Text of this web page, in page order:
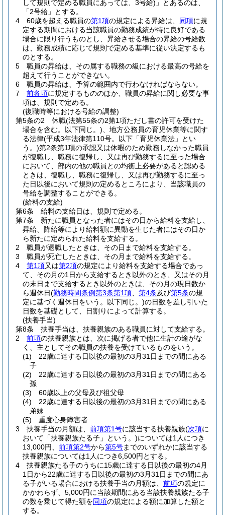
して規則で定める職員にあっては、3号給) 」とあるのは、
「2号給」とする。
4
60歳を超える職員の第1項の規定による昇給は、 同項に規
定する期間における当該職員の勤務成績が特に良好である
場合に限り行うものとし、昇給させる場合の昇給の号給数
は、勤務成績に応じて規則で定める基準に従い決定するも
のとする。
5
職員の昇給は、その属する職務の級における最高の号給を
超えて行うことができない。
6
職員の昇給は、予算の範囲内で行わなければならない。
7
前各項に規定するもののほか、職員の昇給に関し必要な事
項は、規則で定める。
(復職時等における号給の調整)
第5条の2
休職(法第55条の2第1項ただし書の許可を受けた
場合を含む。以下同じ。) 、地方公務員の育児休業等に関す
る法律(平成3年法律第110号。以下「育児休業法」とい
う。)第2条第1項の承認又は休暇のため勤務しなかった職員
が復職し、職務に復帰し、又は再び勤務するに至った場合
において、部内の他の職員との均衡上必要があると認める
ときは、復職し、職務に復帰し、又は再び勤務するに至っ
た日以後において規則の定めるところにより、当該職員の
号給を調整することができる。
(給料の支給)
第6条
給料の支給日は、規則で定める。
第7条
新たに職員となった者にはその日から給料を支給し、
昇給、降給等により給料額に異動を生じた者にはその日か
ら新たに定められた給料を支給する。
2
職員が退職したときは、その日まで給料を支給する。
3
職員が死亡したときは、その月まで給料を支給する。
4
第1項又は第2項の規定により給料を支給する場合であっ
て、その月の1日から支給するとき以外のとき、又はその月
の末日まで支給するとき以外のときは、その月の現日数か
ら週休日(勤務時間条例第3条第1項 第4条及び第5条の規
定に基づく週休日をいう。以下同じ。)の日数を差し引いた
日数を基礎として、日割りによって計算する。
(扶養手当)
第8条
扶養手当は、扶養親族のある職員に対して支給する。
2
前項の扶養親族とは、次に掲げる者で他に生計の途がな
く、主としてその職員の扶養を受けているものをいう。
(1)
22歳に達する日以後の最初の3月31日までの間にある
子
(2)
22歳に達する日以後の最初の3月31日までの間にある
孫
(3)
60歳以上の父母及び祖父母
(4)
22歳に達する日以後の最初の3月31日までの間にある
弟妹
(5)
重度心身障害者
3
扶養手当の月額は、 前項第1号に該当する扶養親族(次項に
おいて「扶養親族たる子」という。)については1人につき
13,000円、 前項第2号から第5号までのいずれかに該当する
扶養親族については1人につき6,500円とする。
4
扶養親族たる子のうちに15歳に達する日以後の最初の4月
1日から22歳に達する日以後の最初の3月31日までの間にあ
る子がいる場合における扶養手当の月額は、 前項の規定に
かかわらず、5,000円に当該期間にある当該扶養親族たる子
の数を乗じて得た額を同項の規定による額に加算した額と
する。